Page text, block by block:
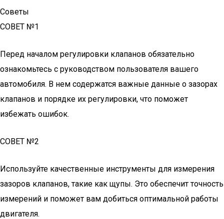
Советы
СОВЕТ №1
Перед началом регулировки клапанов обязательно
ознакомьтесь с руководством пользователя вашего
автомобиля. В нем содержатся важные данные о зазорах
клапанов и порядке их регулировки, что поможет
избежать ошибок.
СОВЕТ №2
Используйте качественные инструменты для измерения
зазоров клапанов, такие как щупы. Это обеспечит точность
измерений и поможет вам добиться оптимальной работы
двигателя.